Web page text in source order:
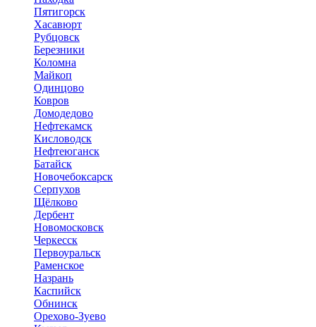
Пятигорск
Хасавюрт
Рубцовск
Березники
Коломна
Майкоп
Одинцово
Ковров
Домодедово
Нефтекамск
Кисловодск
Нефтеюганск
Батайск
Новочебоксарск
Серпухов
Щёлково
Дербент
Новомосковск
Черкесск
Первоуральск
Раменское
Назрань
Каспийск
Обнинск
Орехово-Зуево